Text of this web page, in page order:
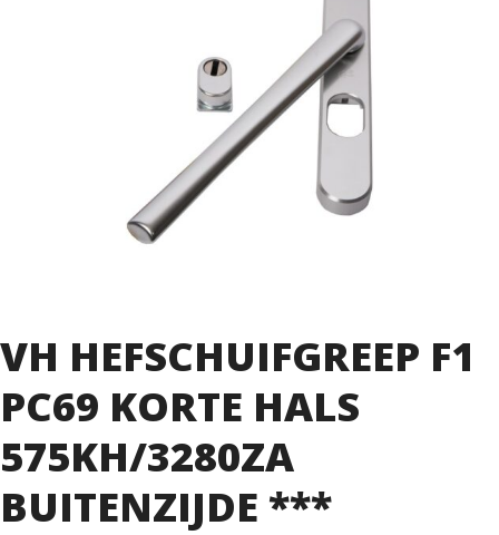
VH HEFSCHUIFGREEP F1
PC69 KORTE HALS
575KH/3280ZA
BUITENZIJDE ***